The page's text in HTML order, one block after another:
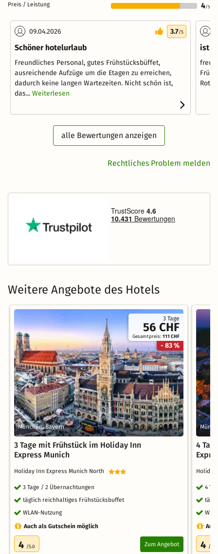
Preis / Leistung 4/5
09.04.2026 3.7/5
Schöner hotelurlaub
Freundliches Personal, gutes Frühstücksbüffet,
ausreichende Aufzüge um die Etagen zu erreichen,
dadurch keine langen Wartezeiten. Nicht schön ist,
das... Weiterlesen
ist
alle Bewertungen anzeigen
Rechtliches Problem melden
Weitere Angebote des Hotels
3 Tage
56 CHF
Gesamtpreis:111 CHF
- 83 %
München, Bayern
3 Tage mit Frühstück im Holiday Inn
Express Munich
Holiday Inn Express Munich North
3 Tage / 2 Übernachtungen
täglich reichhaltiges Frühstücksbuffet
WLAN-Nutzung
Auch als Gutschein möglich
4 /5.0 Zum Angebot
4
4
4 /5.0